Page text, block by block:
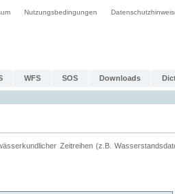
Nutzungsbedingungen
WFS SOS Downloads
Zeitreihen (z.B.